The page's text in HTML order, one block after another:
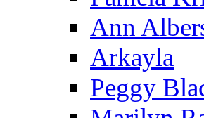
Ann
Arkayla
Peggy